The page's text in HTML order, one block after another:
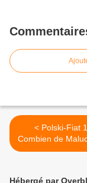
< Polski-Fiat 126p.
Combien de
produites en
Hébergé par